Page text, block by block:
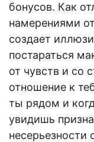
бонусов. Как
намерениями
создает
постараться
от чувств и со
отношение к
ты рядом и
увидишь